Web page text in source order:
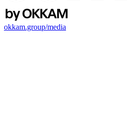
okkam.group/media